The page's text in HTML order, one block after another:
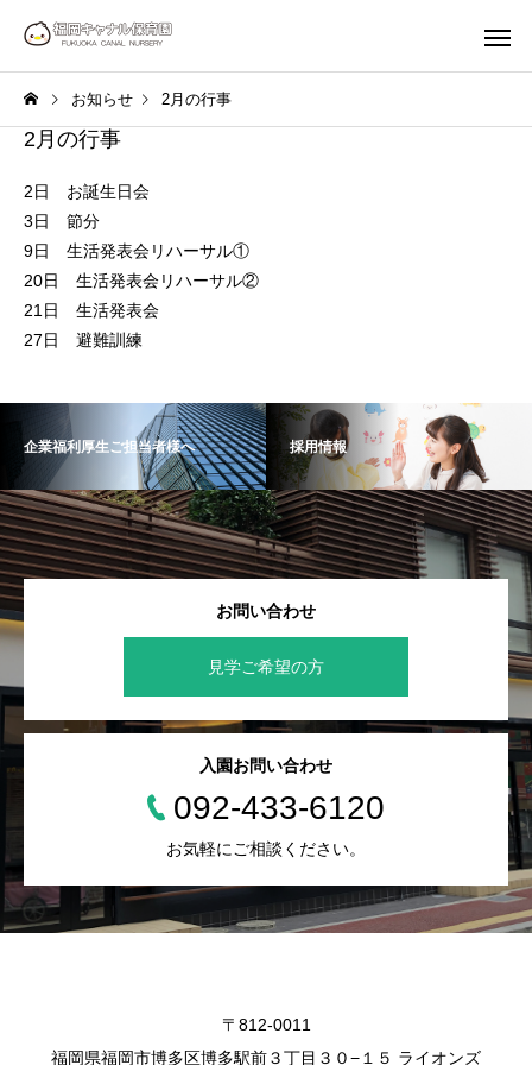
お知らせ 2月の行事
2月の行事
2日 お誕生日会
3日 節分
9日 生活発表会リハーサル①
20日 生活発表会リハーサル②
21日 生活発表会
27日 避難訓練
企業福利厚生ご担当者様へ 採用情報
お問い合わせ
見学ご希望の方
入園お問い合わせ
092-433-6120
お気軽にご相談ください。
〒812-0011
福岡県福岡市博多区博多駅前３丁目３０−１５ ライオンズ